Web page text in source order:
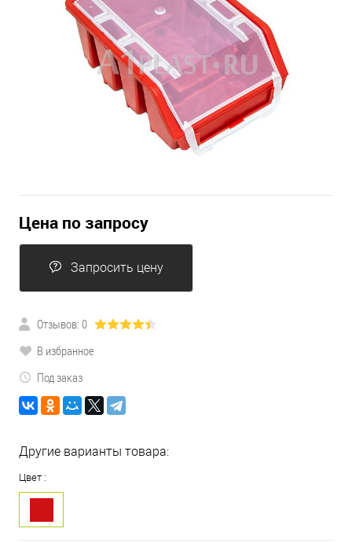
Цена по запросу
Запросить цену
Отзывов: 0
В избранное
Под заказ
Другие варианты товара:
Цвет :